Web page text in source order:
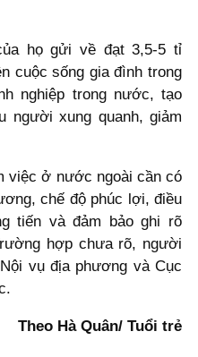
họ gửi về đạt 3,5-5 tỉ
cuộc sống gia đình trong
nghiệp trong nước, tạo
người xung quanh, giảm
việc ở nước ngoài cần có
chế độ phúc lợi, điều
tiến và đảm bảo ghi rõ
hợp chưa rõ, người
vụ địa phương và Cục
Theo Hà Quân/ Tuổi trẻ